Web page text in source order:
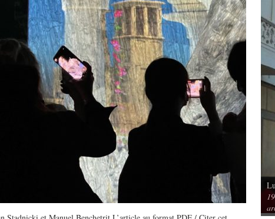
Vu / Les pavillons Prouvé de Tourcoing,
exemples de l’audace architecturale des